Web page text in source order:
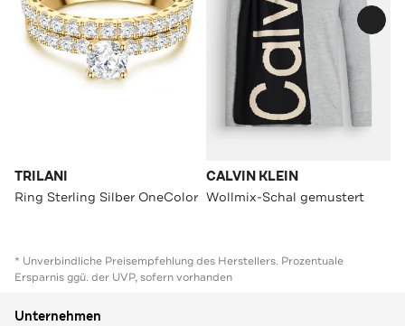
TRILANI
Ring Sterling Silber OneColor
CALVIN KLEIN
Wollmix-Schal gemustert
* Unverbindliche Preisempfehlung des Herstellers. Prozentuale
Ersparnis ggü. der UVP, sofern vorhanden
Unternehmen